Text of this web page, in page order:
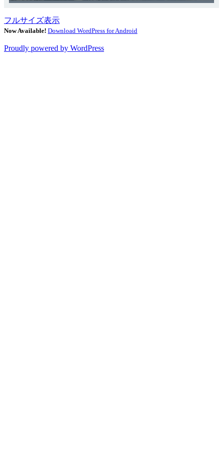
フルサイズ表示
Now Available! Download WordPress for Android
Proudly powered by WordPress